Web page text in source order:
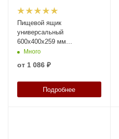
Пищевой ящик
универсальный
600х400х259 мм
прозрачный с крупно-
стенками и сплошным дном
Много
от 1 086 ₽
Подробнее